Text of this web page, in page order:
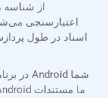
از شناسه
اعتبارسنجی
اسناد در طول